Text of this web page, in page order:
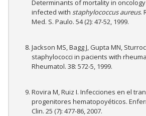
Determinants of mortality in
infected with staphylococcus aureus.
Med. S. Paulo. 54 (2): 47-52, 1999.
Jackson MS, Bagg J, Gupta MN,
staphylococci in pacients with
Rheumatol. 38: 572-5, 1999.
Rovira M, Ruiz I. Infecciones en el
progenitores hematopoyéticos.
Clin. 25 (7): 477-86, 2007.